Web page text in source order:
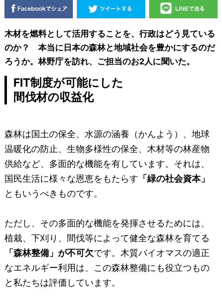
木材を燃料として活用することを、行政はどう見ている
のか？ 本当に日本の森林と地域社会を豊かにするのだ
ろうか。林野庁を訪れ、ご担当のお2人に聞いた。
FIT制度が可能にした
間伐材の収益化
森林は国土の保全、水源の涵養（かんよう）、地球
温暖化の防止、生物多様性の保全、木材等の林産物
供給など、多面的な機能を有しています。それは、
国民生活に様々な恩恵をもたらす 「緑の社会資本」
ともいうべきものです。
ただし、その多面的な機能を発揮させるためには、
植栽、下刈り、間伐等によって健全な森林を育てる
「森林整備」が不可欠です。木質バイオマスの適正
なエネルギー利用は、この森林整備にも役立つもの
と私たちは評価しています。